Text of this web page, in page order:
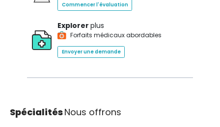
Commencer l'évaluation
Explorer plus
Forfaits médicaux abordables
Envoyer une demande
SpécialitésNous offrons